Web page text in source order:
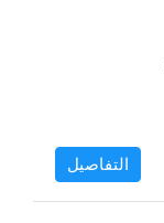
التفاصيل